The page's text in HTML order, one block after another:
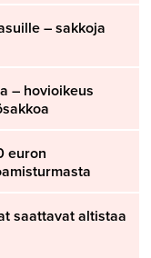
– sakkoja
– hovioikeus
euron
saattavat altistaa